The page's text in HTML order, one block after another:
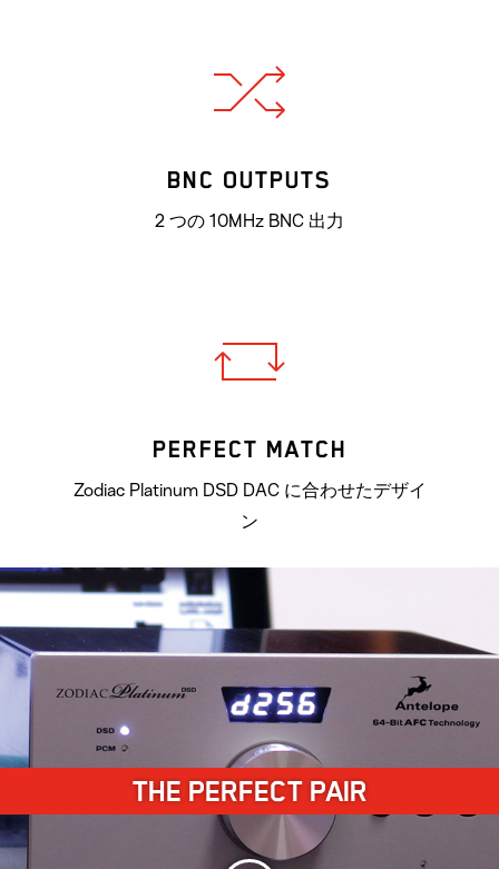
BNC OUTPUTS
2 つの 10MHz BNC 出力
PERFECT MATCH
Zodiac Platinum DSD DAC に合わせたデザイ
ン
THE PERFECT PAIR